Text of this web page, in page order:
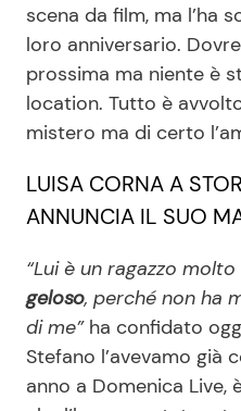
Chi siamo
Disclaimer e Privacy
Redazione
Contattaci
Pubblicità
Privacy Policy
scena da film, ma l’ha
loro anniversario.
prossima ma niente è
location. Tutto è
mistero ma di certo
LUISA CORNA A
ANNUNCIA IL SUO
“Lui è un ragazzo
geloso, perché non ha
di me”ha confidato
Stefano l’avevamo già
anno a Domenica Live,